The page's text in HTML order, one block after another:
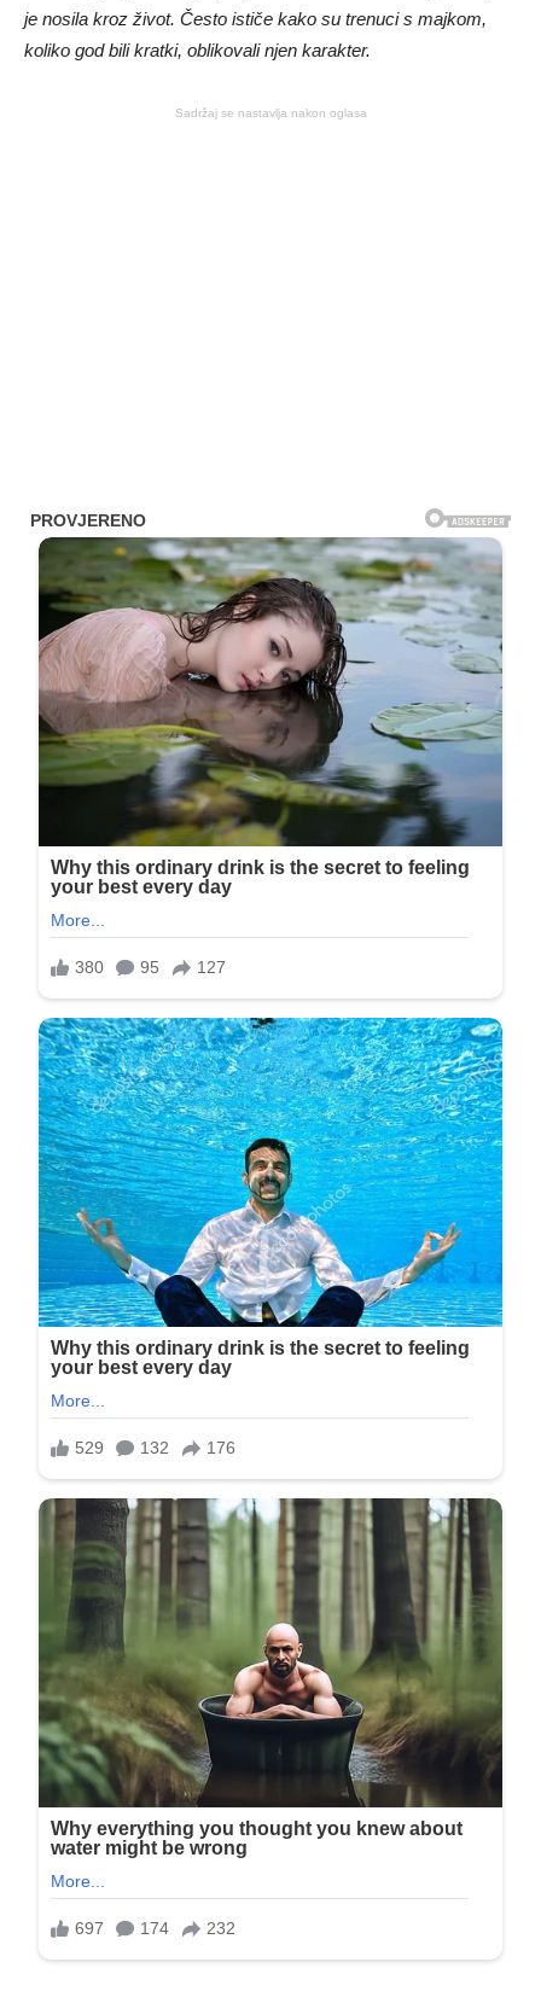
je nosila kroz život. Često ističe kako su trenuci s majkom,
koliko god bili kratki, oblikovali njen karakter.
Sadržaj se nastavlja nakon oglasa